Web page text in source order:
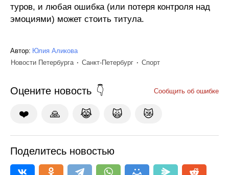
туров, и любая ошибка (или потеря контроля над
эмоциями) может стоить титула.
Автор: Юлия Аликова
Новости Петербурга
Санкт-Петербург Спорт
Оцените новость Сообщить об ошибке
❤️ 🙏 😹 🙀 😿
Поделитесь новостью